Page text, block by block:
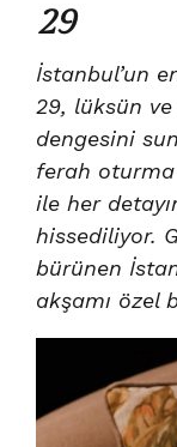
29
İstanbul’un
29, lüksün
dengesini
ferah oturma
ile her
hissediliyor.
bürünen
akşamı özel